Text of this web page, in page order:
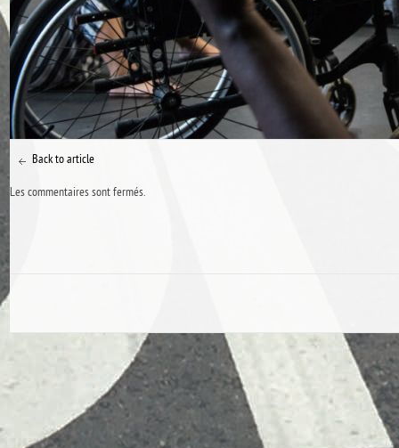
Back to article
Les commentaires sont fermés.